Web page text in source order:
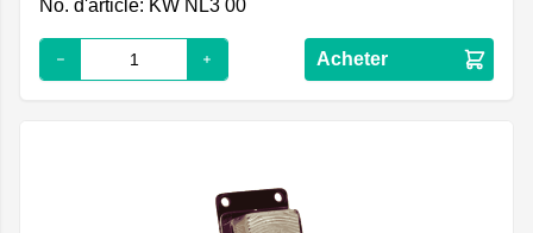
No. d'article: KW NL3 00
Acheter